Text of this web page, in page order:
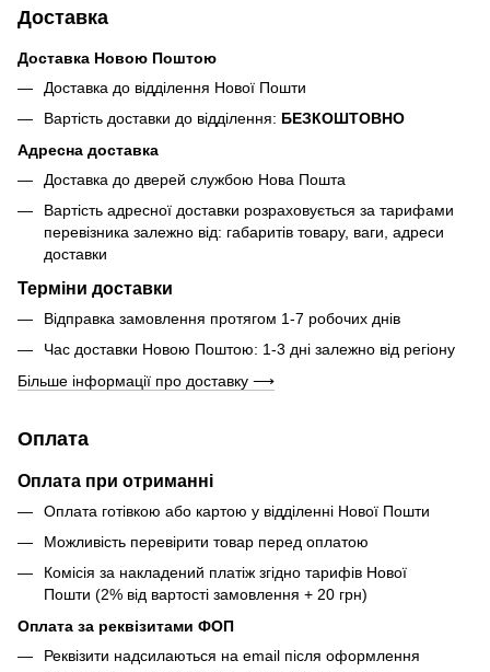
Доставка
Доставка Новою Поштою
Доставка до відділення Нової Пошти
Вартість доставки до відділення: БЕЗКОШТОВНО
Адресна доставка
Доставка до дверей службою Нова Пошта
Вартість адресної доставки розраховується за тарифами
перевізника залежно від: габаритів товару, ваги, адреси
доставки
Терміни доставки
Відправка замовлення протягом 1-7 робочих днів
Час доставки Новою Поштою: 1-3 дні залежно від регіону
Більше інформації про доставку ⟶
Оплата
Оплата при отриманні
Оплата готівкою або картою у відділенні Нової Пошти
Можливість перевірити товар перед оплатою
Комісія за накладений платіж згідно тарифів Нової
Пошти (2% від вартості замовлення + 20 грн)
Оплата за реквізитами ФОП
Реквізити надсилаються на email після оформлення